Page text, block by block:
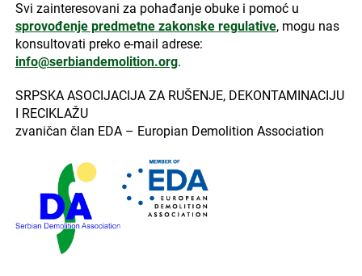
Svi zainteresovani za pohađanje obuke i pomoć u
sprovođenje predmetne zakonske regulative, mogu nas
konsultovati preko e-mail adrese:
info@serbiandemolition.org.
SRPSKA ASOCIJACIJA ZA RUŠENJE, DEKONTAMINACIJU
I RECIKLAŽU
zvaničan član EDA – Europian Demolition Association